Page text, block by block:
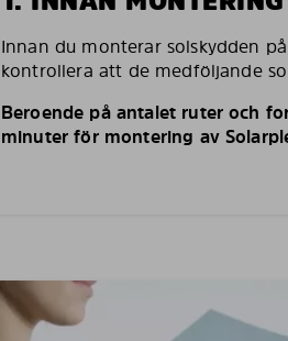
Innan du monterar solskydden
kontrollera att de medföljande
Beroende på antalet ruter och
minuter för montering av